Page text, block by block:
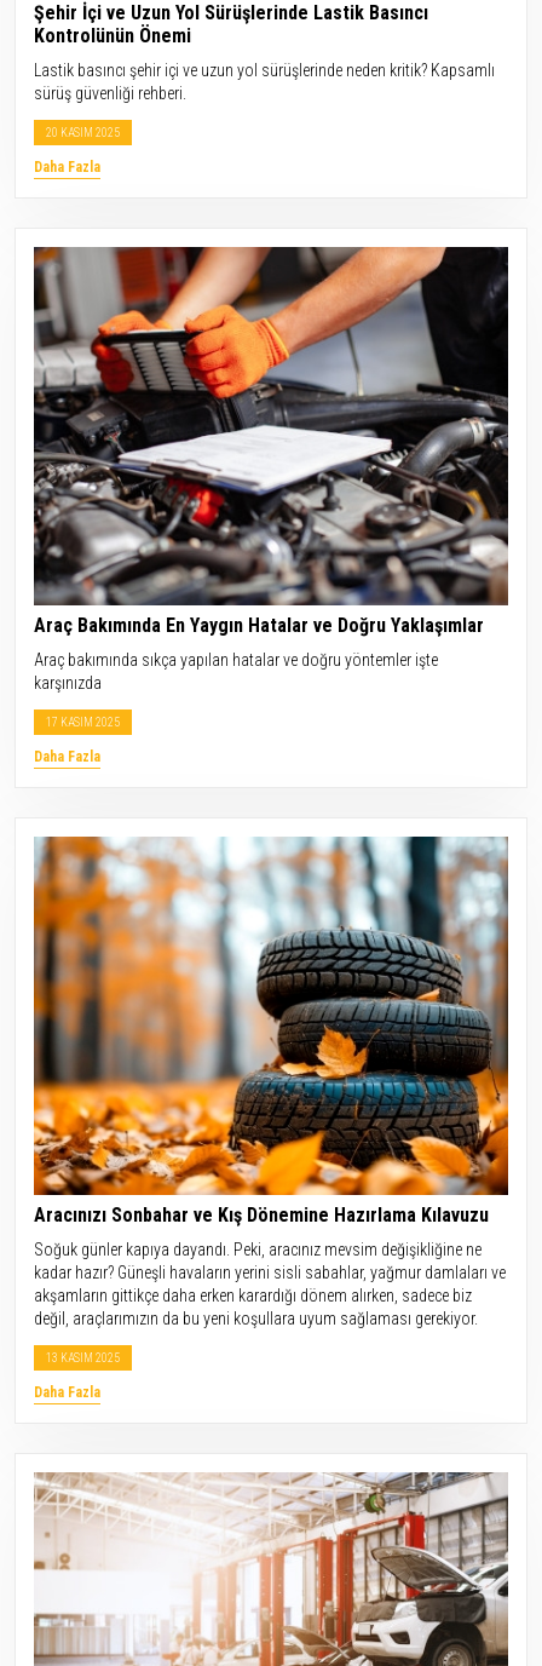
Şehir İçi ve Uzun Yol Sürüşlerinde Lastik Basıncı
Kontrolünün Önemi
Lastik basıncı şehir içi ve uzun yol sürüşlerinde neden kritik? Kapsamlı
sürüş güvenliği rehberi.
20 KASIM 2025
Daha Fazla
Araç Bakımında En Yaygın Hatalar ve Doğru Yaklaşımlar
Araç bakımında sıkça yapılan hatalar ve doğru yöntemler işte
karşınızda
17 KASIM 2025
Daha Fazla
Aracınızı Sonbahar ve Kış Dönemine Hazırlama Kılavuzu
Soğuk günler kapıya dayandı. Peki, aracınız mevsim değişikliğine ne
kadar hazır? Güneşli havaların yerini sisli sabahlar, yağmur damlaları ve
akşamların gittikçe daha erken karardığı dönem alırken, sadece biz
değil, araçlarımızın da bu yeni koşullara uyum sağlaması gerekiyor.
13 KASIM 2025
Daha Fazla